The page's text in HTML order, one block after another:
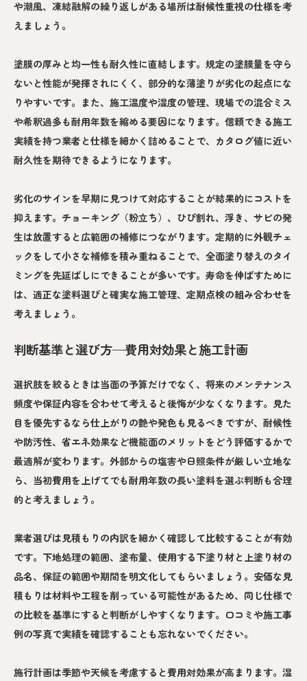
や潮風、凍結融解の繰り返しがある場所は耐候性重視の仕様を考
えましょう。
塗膜の厚みと均一性も耐久性に直結します。規定の塗膜量を守ら
ないと性能が発揮されにくく、部分的な薄塗りが劣化の起点にな
りやすいです。また、施工温度や湿度の管理、現場での混合ミス
や希釈過多も耐用年数を縮める要因になります。信頼できる施工
実績を持つ業者と仕様を細かく詰めることで、カタログ値に近い
耐久性を期待できるようになります。
劣化のサインを早期に見つけて対応することが結果的にコストを
抑えます。チョーキング（粉立ち）、ひび割れ、浮き、サビの発
生は放置すると広範囲の補修につながります。定期的に外観チェ
ックをして小さな補修を積み重ねることで、全面塗り替えのタイ
ミングを先延ばしにできることが多いです。寿命を伸ばすために
は、適正な塗料選びと確実な施工管理、定期点検の組み合わせを
考えましょう。
判断基準と選び方—費用対効果と施工計画
選択肢を絞るときは当面の予算だけでなく、将来のメンテナンス
頻度や保証内容を合わせて考えると後悔が少なくなります。見た
目を優先するなら仕上がりの艶や発色も見るべきですが、耐候性
や防汚性、省エネ効果など機能面のメリットをどう評価するかで
最適解が変わります。外部からの塩害や日照条件が厳しい立地な
ら、当初費用を上げてでも耐用年数の長い塗料を選ぶ判断も合理
的と考えましょう。
業者選びは見積もりの内訳を細かく確認して比較することが有効
です。下地処理の範囲、塗布量、使用する下塗り材と上塗り材の
品名、保証の範囲や期間を明文化してもらいましょう。安価な見
積もりは材料や工程を削っている可能性があるため、同じ仕様で
の比較を基準にすると判断がしやすくなります。口コミや施工事
例の写真で実績を確認することも忘れないでください。
施行計画は季節や天候を考慮すると費用対効果が高まります。湿